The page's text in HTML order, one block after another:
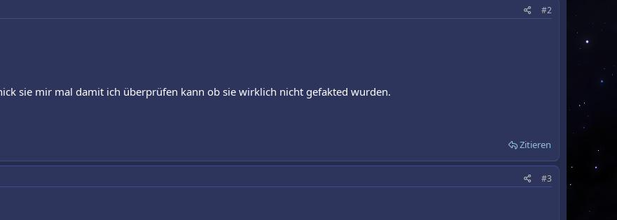
#2
sie mir mal damit ich überprüfen kann ob sie wirklich nicht gefakted wurden.
Zitieren
#3